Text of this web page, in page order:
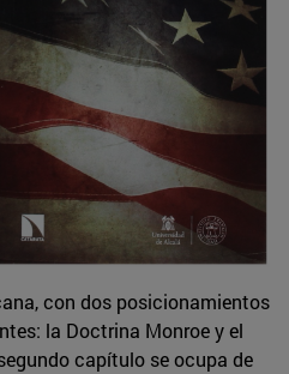
con dos posicionamientos
la Doctrina Monroe y el
capítulo se ocupa de